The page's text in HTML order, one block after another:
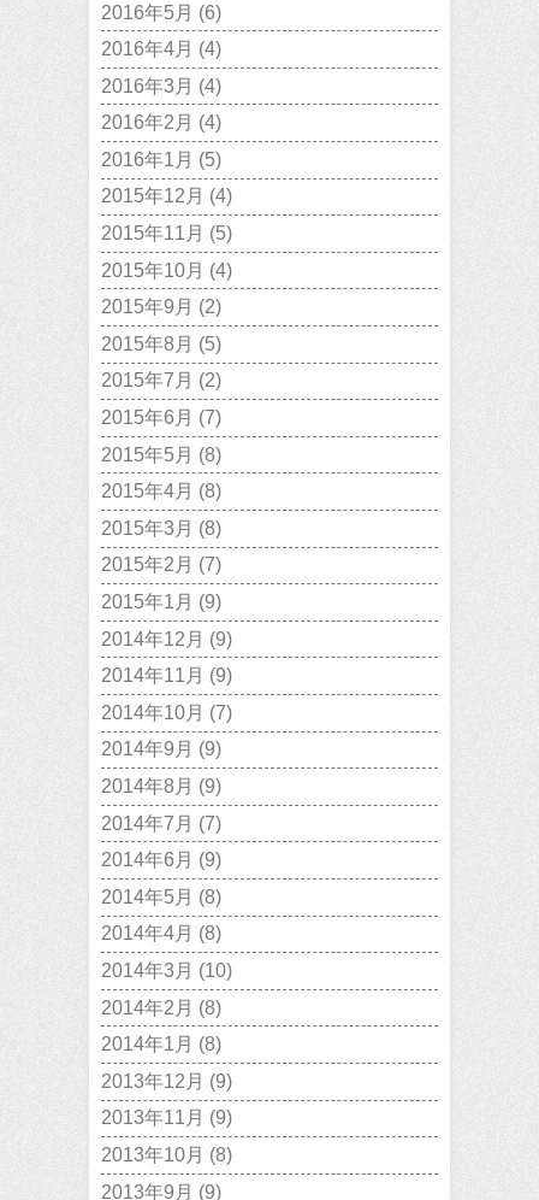
2016年5月 (6)
2016年4月 (4)
2016年3月 (4)
2016年2月 (4)
2016年1月 (5)
2015年12月 (4)
2015年11月 (5)
2015年10月 (4)
2015年9月 (2)
2015年8月 (5)
2015年7月 (2)
2015年6月 (7)
2015年5月 (8)
2015年4月 (8)
2015年3月 (8)
2015年2月 (7)
2015年1月 (9)
2014年12月 (9)
2014年11月 (9)
2014年10月 (7)
2014年9月 (9)
2014年8月 (9)
2014年7月 (7)
2014年6月 (9)
2014年5月 (8)
2014年4月 (8)
2014年3月 (10)
2014年2月 (8)
2014年1月 (8)
2013年12月 (9)
2013年11月 (9)
2013年10月 (8)
2013年9月 (9)